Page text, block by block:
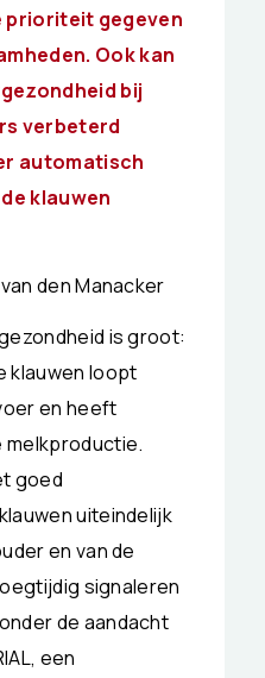
prioriteit gegeven
Ook kan
bij
verbeterd
automatisch
klauwen
den Manacker
is groot:
klauwen loopt
en heeft
goed
uiteindelijk
en van de
signaleren
de aandacht
een